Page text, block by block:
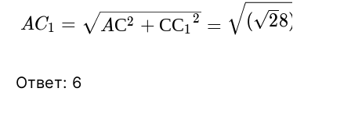
AC_1=\sqrt
{AС^2+
(\sqrt 28)^2+(2\sqrt
AC1 = AС2 + СС1
2 = ( 28)
Ответ: 6